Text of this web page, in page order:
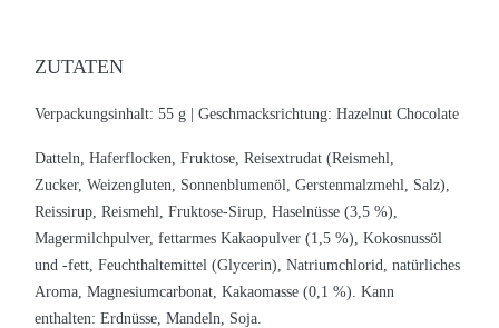
ZUTATEN
Verpackungsinhalt: 55 g | Geschmacksrichtung: Hazelnut Chocolate
Datteln, Haferflocken, Fruktose, Reisextrudat (Reismehl,
Zucker, Weizengluten, Sonnenblumenöl, Gerstenmalzmehl, Salz),
Reissirup, Reismehl, Fruktose-Sirup, Haselnüsse (3,5 %),
Magermilchpulver, fettarmes Kakaopulver (1,5 %), Kokosnussöl
und -fett, Feuchthaltemittel (Glycerin), Natriumchlorid, natürliches
Aroma, Magnesiumcarbonat, Kakaomasse (0,1 %). Kann
enthalten: Erdnüsse Mandeln Soja